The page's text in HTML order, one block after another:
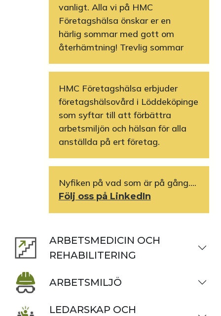
vanligt. Alla vi på HMC
Företagshälsa önskar er en
härlig sommar med gott om
återhämtning! Trevlig sommar
HMC Företagshälsa erbjuder
företagshälsovård i Löddeköpinge
som syftar till att förbättra
arbetsmiljön och hälsan för alla
anställda på ert företag.
Nyfiken på vad som är på gång....
Följ oss på LinkedIn
ARBETSMEDICIN OCH
REHABILITERING
ARBETSMILJÖ
LEDARSKAP OCH